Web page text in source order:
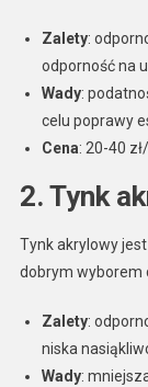
Zalety:
odporność na
Wady:
celu poprawy
Cena: 20-40
2. Tynk
Tynk akrylowy
dobrym wyborem
Zalety:
niska
Wady: